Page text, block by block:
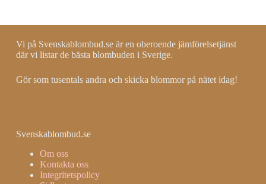
Vi på Svenskablombud.se är en oberoende jämförelsetjänst
där vi listar de bästa blombuden i Sverige.
Gör som tusentals andra och skicka blommor på nätet idag!
Svenskablombud.se
Om oss
Kontakta oss
Integritetspolicy